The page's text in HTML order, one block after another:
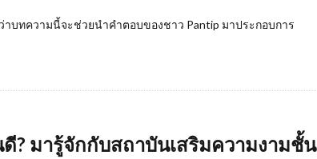
บทความนี้จะช่วยนำคำตอบของชาว Pantip มาประกอบการ
ดี? มารู้จักกับสถาบันเสริมความงามชั้น